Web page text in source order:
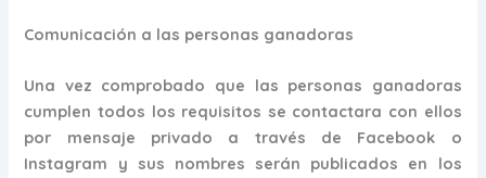
Comunicación a las personas ganadoras
Una vez comprobado que las personas ganadoras
cumplen todos los requisitos se contactara con ellos
por mensaje privado a través de Facebook o
Instagram y sus nombres serán publicados en los